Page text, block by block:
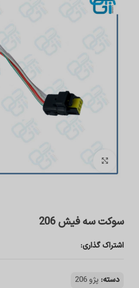
سوکت سه فیش 206
اشتراک گذاری:
دسته: پژو 206